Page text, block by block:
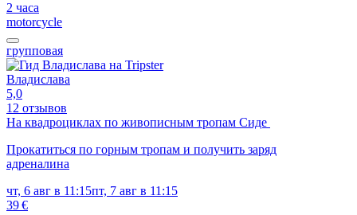
2 часа
motorcycle
групповая
Владислава
5,0
12 отзывов
На квадроциклах по живописным тропам Сиде
Прокатиться по горным тропам и получить заряд
адреналина
чт, 6 авг в 11:15пт, 7 авг в 11:15
39 €